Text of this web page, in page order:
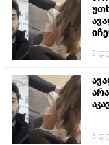
2
3